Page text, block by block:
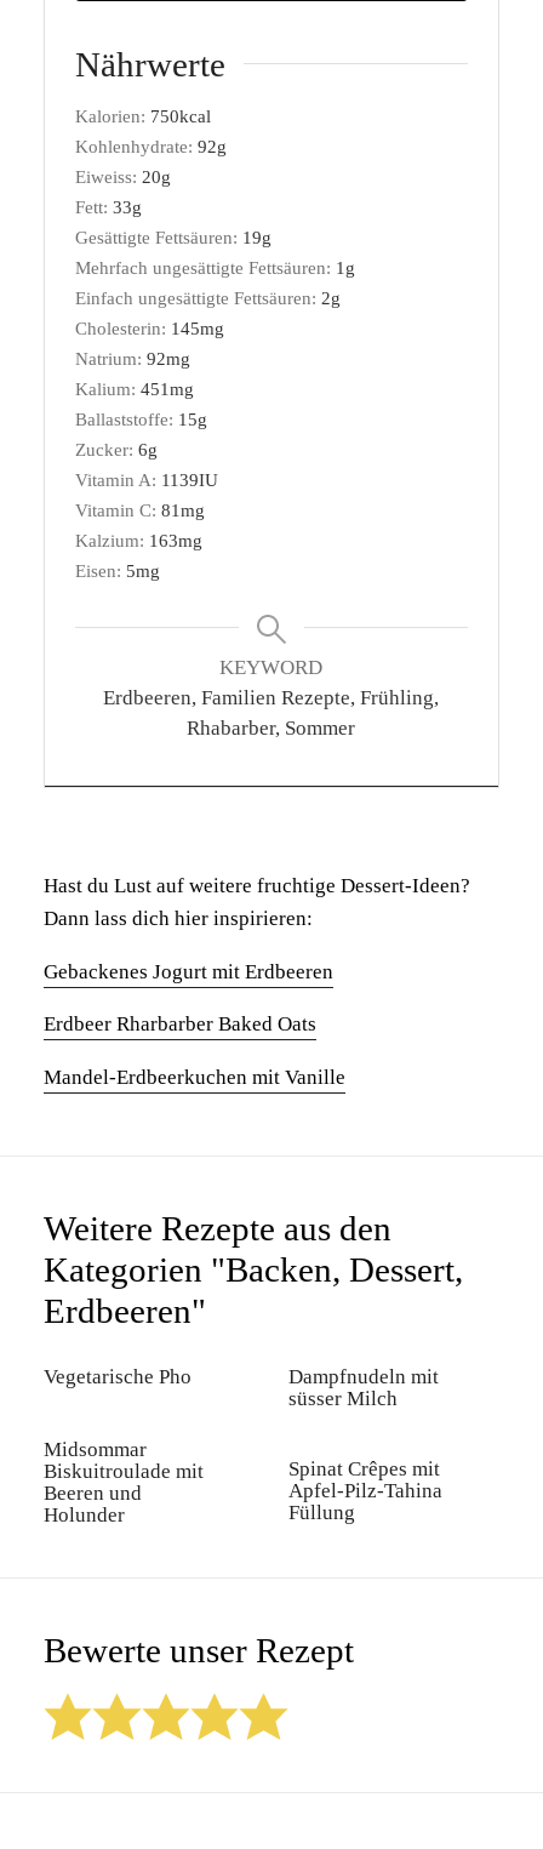
Nährwerte
Kalorien: 750kcal
Kohlenhydrate:92g
Eiweiss:20g
Fett:33g
Gesättigte Fettsäuren: 19g
Mehrfach ungesättigte Fettsäuren: 1g
Einfach ungesättigte Fettsäuren:2g
Cholesterin: 145mg
Natrium:92mg
Kalium:451mg
Ballaststoffe: 15g
Zucker:6g
Vitamin A: 1139IU
Vitamin C:81mg
Kalzium: 163mg
Eisen: 5mg
KEYWORD
Erdbeeren, Familien Rezepte, Frühling,
Rhabarber, Sommer
Hast du Lust auf weitere fruchtige Dessert-Ideen?
Dann lass dich hier inspirieren:
Gebackenes Jogurt mit Erdbeeren
Erdbeer Rharbarber Baked Oats
Mandel-Erdbeerkuchen mit Vanille
Weitere Rezepte aus den
Kategorien "Backen, Dessert,
Erdbeeren"
Vegetarische Pho
Dampfnudeln mit
süsser Milch
Midsommar
Biskuitroulade mit
Beeren und
Holunder
Spinat Crêpes mit
Apfel-Pilz-Tahina
Füllung
Bewerte unser Rezept